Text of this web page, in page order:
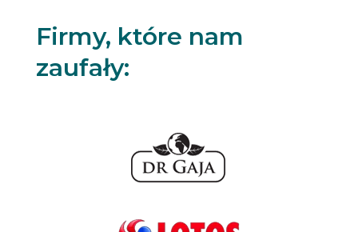
Firmy, które nam
zaufały: